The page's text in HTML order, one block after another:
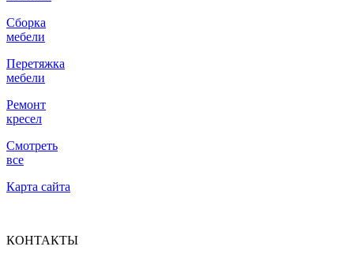
Сборка
мебели
Перетяжка
мебели
Ремонт
кресел
Смотреть
все
Карта сайта
КОНТАКТЫ